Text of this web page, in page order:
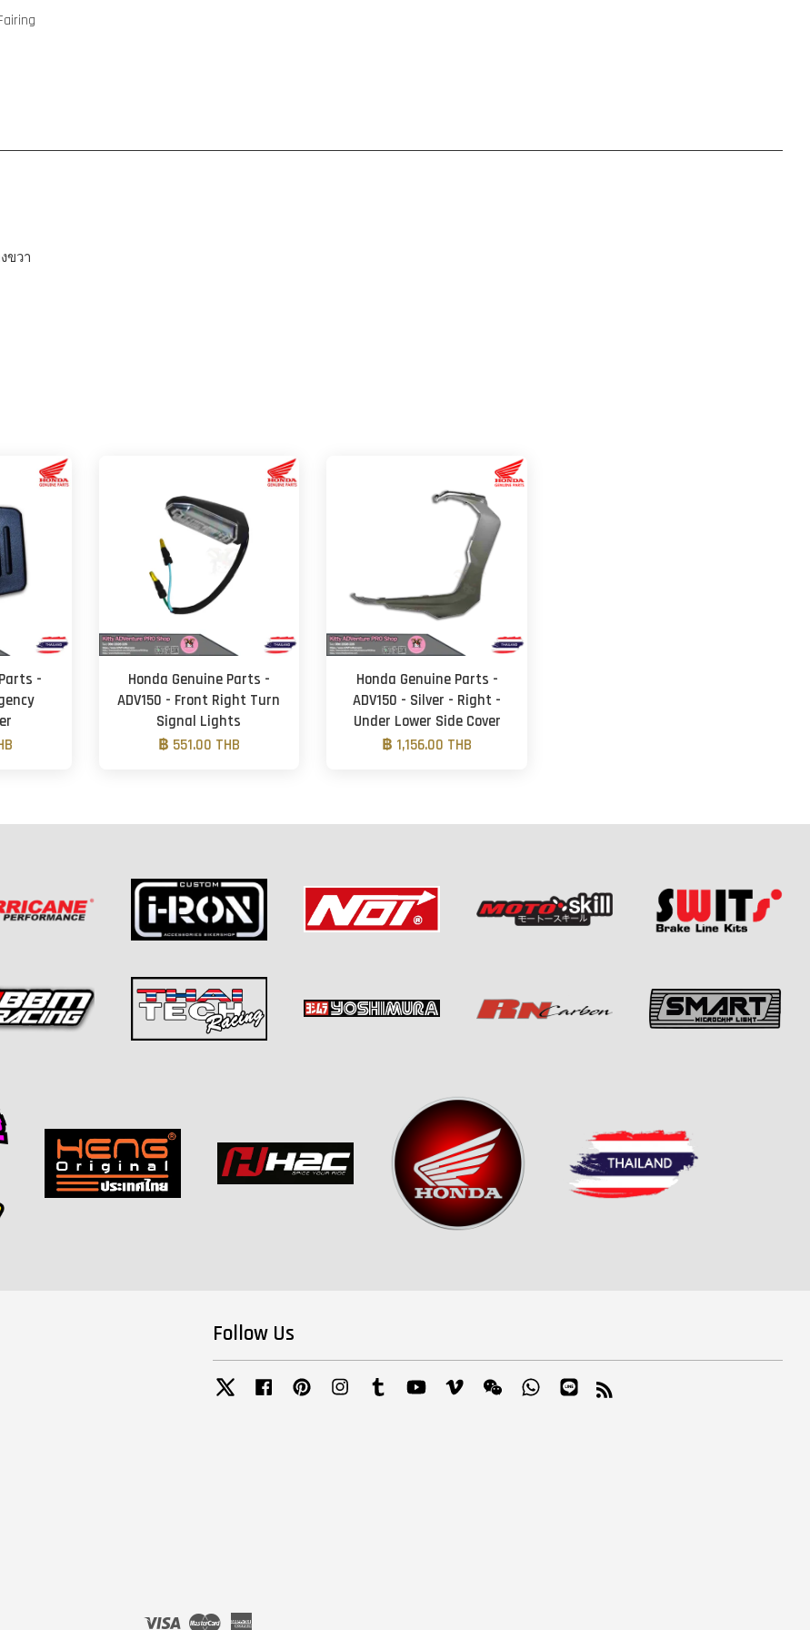
ขวา
-
Honda Genuine Parts -
ADV150 - Front Right Turn
Signal Lights
฿ 551.00 THB
Honda Genuine Parts -
ADV150 - Silver - Right -
Under Lower Side Cover
฿ 1,156.00 THB
Follow Us
Twitter Facebook Pinterest InstagramTumblr YouTube Vimeo Wechat WhatsappLine
Visa Master